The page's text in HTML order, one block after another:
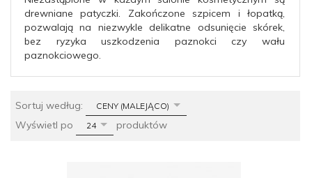
drewniane patyczki. Zakończone szpicem i łopatką,
pozwalają na niezwykle delikatne odsunięcie skórek,
bez ryzyka uszkodzenia paznokci czy wału
paznokciowego.
Sortuj według: sortCENY (MALEJĄCO)
Wyświetl po pop
24 produktów